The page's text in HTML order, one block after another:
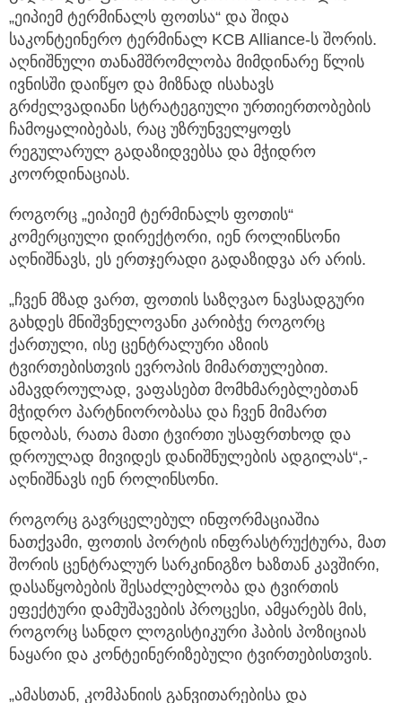
„ეიპიემ ტერმინალს ფოთსა“ და შიდა
საკონტეინერო ტერმინალ KCB Alliance-ს შორის.
აღნიშნული თანამშრომლობა მიმდინარე წლის
ივნისში დაიწყო და მიზნად ისახავს
გრძელვადიანი სტრატეგიული ურთიერთობების
ჩამოყალიბებას, რაც უზრუნველყოფს
რეგულარულ გადაზიდვებსა და მჭიდრო
კოორდინაციას.
როგორც „ეიპიემ ტერმინალს ფოთის“
კომერციული დირექტორი, იენ როლინსონი
აღნიშნავს, ეს ერთჯერადი გადაზიდვა არ არის.
„ჩვენ მზად ვართ, ფოთის საზღვაო ნავსადგური
გახდეს მნიშვნელოვანი კარიბჭე როგორც
ქართული, ისე ცენტრალური აზიის
ტვირთებისთვის ევროპის მიმართულებით.
ამავდროულად, ვაფასებთ მომხმარებლებთან
მჭიდრო პარტნიორობასა და ჩვენ მიმართ
ნდობას, რათა მათი ტვირთი უსაფრთხოდ და
დროულად მივიდეს დანიშნულების ადგილას“,-
აღნიშნავს იენ როლინსონი.
როგორც გავრცელებულ ინფორმაციაშია
ნათქვამი, ფოთის პორტის ინფრასტრუქტურა, მათ
შორის ცენტრალურ სარკინიგზო ხაზთან კავშირი,
დასაწყობების შესაძლებლობა და ტვირთის
ეფექტური დამუშავების პროცესი, ამყარებს მის,
როგორც სანდო ლოგისტიკური ჰაბის პოზიციას
ნაყარი და კონტეინერიზებული ტვირთებისთვის.
„ამასთან, კომპანიის განვითარებისა და